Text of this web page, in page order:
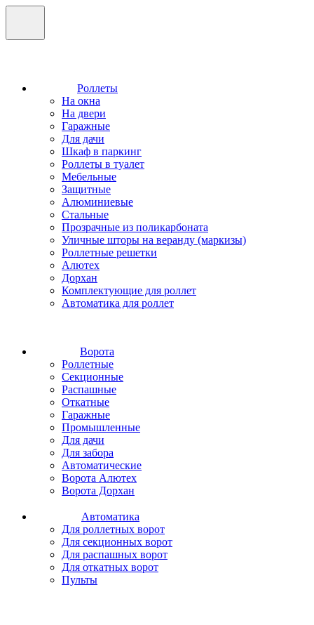
Роллеты
На окна
На двери
Гаражные
Для дачи
Шкаф в паркинг
Роллеты в туалет
Мебельные
Защитные
Алюминиевые
Стальные
Прозрачные из поликарбоната
Уличные шторы на веранду (маркизы)
Роллетные решетки
Алютех
Дорхан
Комплектующие для роллет
Автоматика для роллет
Ворота
Роллетные
Секционные
Распашные
Откатные
Гаражные
Промышленные
Для дачи
Для забора
Автоматические
Ворота Алютех
Ворота Дорхан
Автоматика
Для роллетных ворот
Для секционных ворот
Для распашных ворот
Для откатных ворот
Пульты